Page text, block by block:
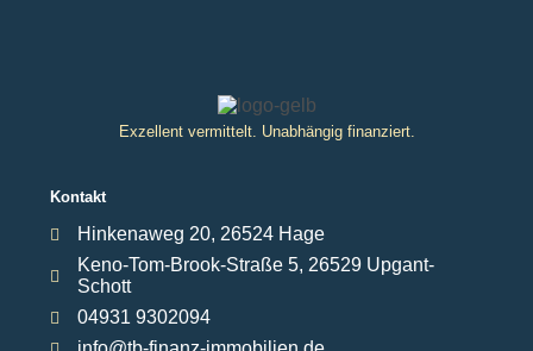
Exzellent vermittelt. Unabhängig finanziert.
Kontakt
Hinkenaweg 20, 26524 Hage
Keno-Tom-Brook-Straße 5, 26529 Upgant-
Schott
04931 9302094